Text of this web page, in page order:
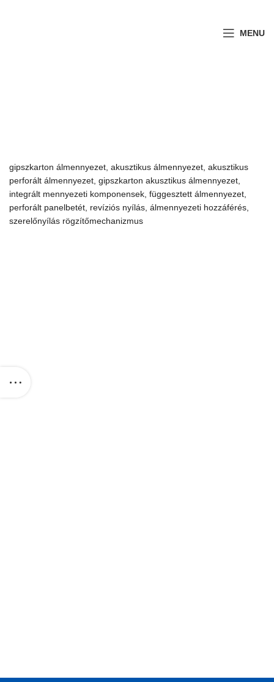
MENU
gipszkarton álmennyezet, akusztikus álmennyezet, akusztikus
perforált álmennyezet, gipszkarton akusztikus álmennyezet,
integrált mennyezeti komponensek, függesztett álmennyezet,
perforált panelbetét, revíziós nyílás, álmennyezeti hozzáférés,
szerelőnyílás rögzítőmechanizmus